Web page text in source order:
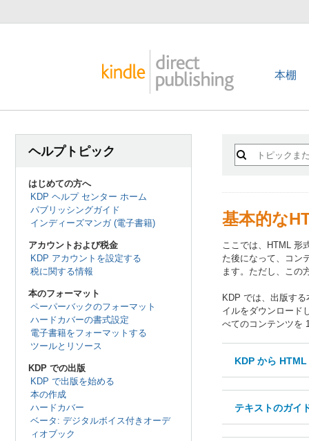
本棚
ヘルプトピック
はじめての方へ
KDP ヘルプ センター ホーム
パブリッシングガイド
インディーズマンガ (電子書籍)
アカウントおよび税金
KDP アカウントを設定する
税に関する情報
本のフォーマット
ペーパーバックのフォーマット
ハードカバーの書式設定
電子書籍をフォーマットする
ツールとリソース
KDP での出版
KDP で出版を始める
本の作成
ハードカバー
ベータ: デジタルボイス付きオーデ
ィオブック
基本的な
ここでは、HTML 形
た後になって、コン
ます。ただし、この
KDP では、出版す
イルをダウンロード
べてのコンテンツを
KDP から
テキストのガイ